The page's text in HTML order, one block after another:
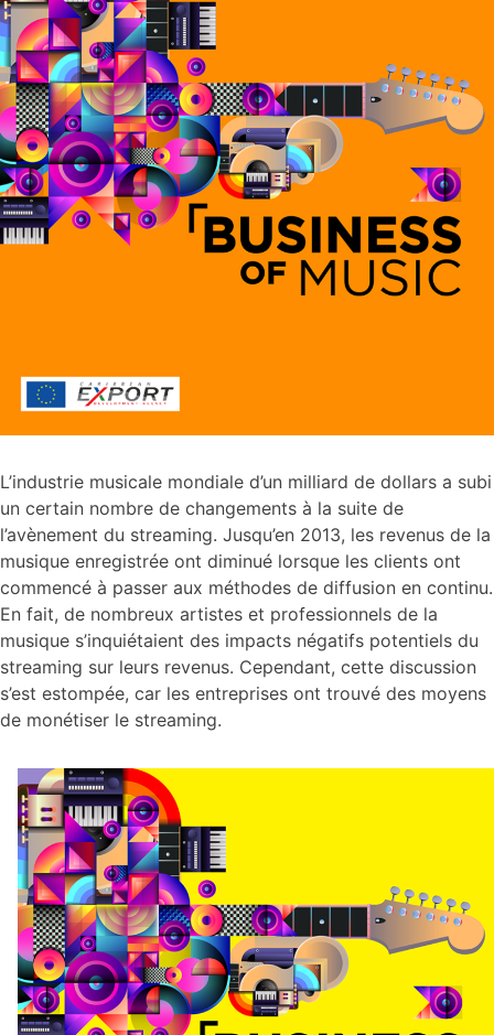
L’industrie musicale mondiale d’un milliard de dollars a subi
un certain nombre de changements à la suite de
l’avènement du streaming. Jusqu’en 2013, les revenus de la
musique enregistrée ont diminué lorsque les clients ont
commencé à passer aux méthodes de diffusion en continu.
En fait, de nombreux artistes et professionnels de la
musique s’inquiétaient des impacts négatifs potentiels du
streaming sur leurs revenus. Cependant, cette discussion
s’est estompée, car les entreprises ont trouvé des moyens
de monétiser le streaming.